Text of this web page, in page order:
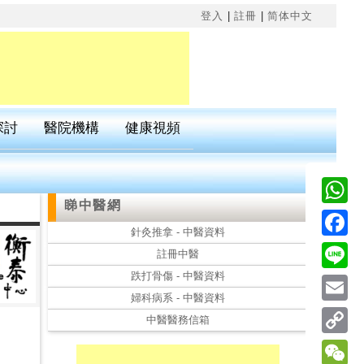
登入 |註冊 |简体中文
討 醫院機構 健康視頻
睇中醫網
針灸推拿 - 中醫資料
註冊中醫
跌打骨傷 - 中醫資料
婦科病系 - 中醫資料
中醫醫務信箱
Line